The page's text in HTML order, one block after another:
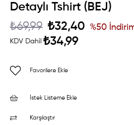
Detaylı Tshirt (BEJ)
₺69,99 ₺32,40
KDV Dahil ₺34,99
%50
Favorilere Ekle
İstek Listeme Ekle
Karşılaştır